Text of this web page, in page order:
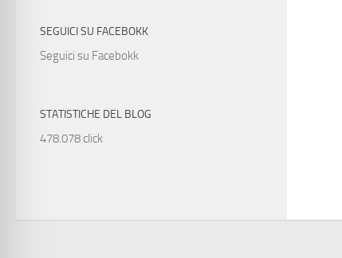
SEGUICI SU FACEBOKK
Seguici su Facebokk
STATISTICHE DEL BLOG
478.078 click